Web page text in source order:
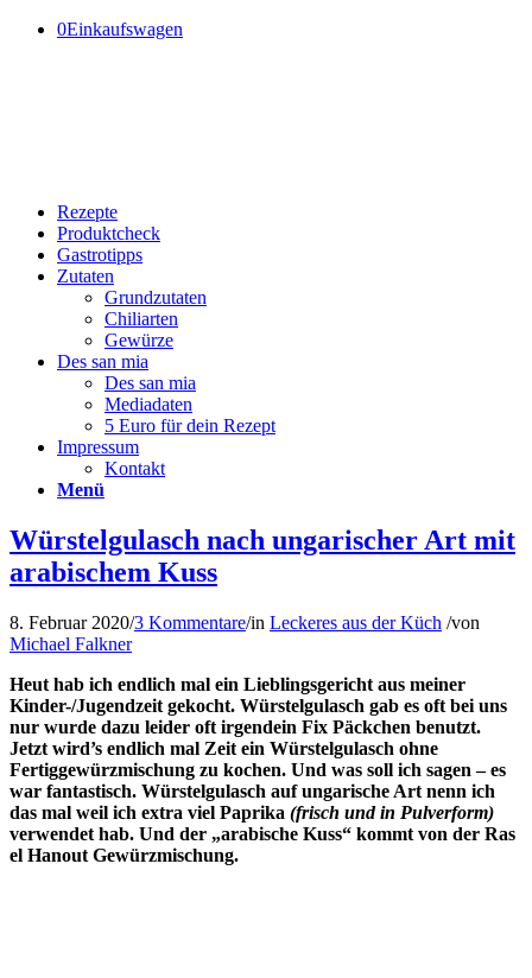
0Einkaufswagen
Rezepte
Produktcheck
Gastrotipps
Zutaten
Grundzutaten
Chiliarten
Gewürze
Des san mia
Des san mia
Mediadaten
5 Euro für dein Rezept
Impressum
Kontakt
Menü
Würstelgulasch nach ungarischer Art mit
arabischem Kuss
8. Februar 2020/3 Kommentare/in Leckeres aus der Küch /von
Michael Falkner
Heut hab ich endlich mal ein Lieblingsgericht aus meiner
Kinder-/Jugendzeit gekocht. Würstelgulasch gab es oft bei uns
nur wurde dazu leider oft irgendein Fix Päckchen benutzt.
Jetzt wird’s endlich mal Zeit ein Würstelgulasch ohne
Fertiggewürzmischung zu kochen. Und was soll ich sagen – es
war fantastisch. Würstelgulasch auf ungarische Art nenn ich
das mal weil ich extra viel Paprika (frisch und in Pulverform)
verwendet hab. Und der „arabische Kuss“ kommt von der Ras
el Hanout Gewürzmischung.